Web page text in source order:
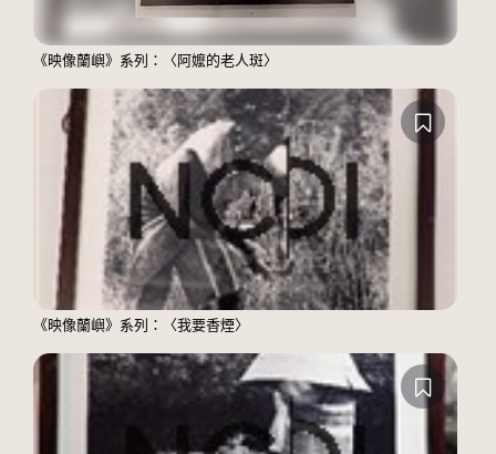
《映像蘭嶼》系列：〈阿嬤的老人斑〉
《映像蘭嶼》系列：〈我要香煙〉